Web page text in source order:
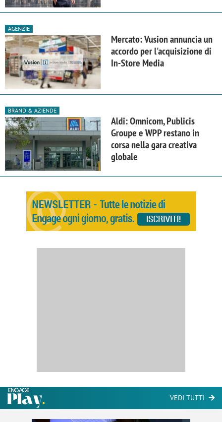
AGENZIE
Mercato: Vusion annuncia un
accordo per l'acquisizione di
In-Store Media
BRAND & AZIENDE
Aldi: Omnicom, Publicis
Groupe e WPP restano in
corsa nella gara creativa
globale
VEDI TUTTI